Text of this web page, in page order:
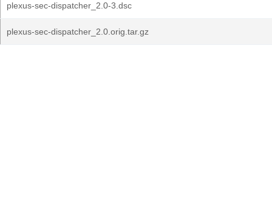
plexus-sec-dispatcher_2.0-3.dsc
plexus-sec-dispatcher_2.0.orig.tar.gz